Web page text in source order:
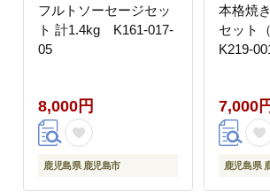
フルトソーセージセッ
ト 計1.4kg K161-017-
05
8,000円
鹿児島県 鹿児島市
本格焼
セット
K219-
7,000
鹿児島県